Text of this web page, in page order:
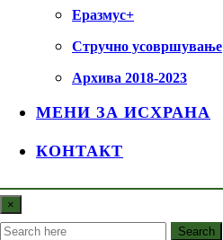
Еразмус+
Стручно усовршување
Архива 2018-2023
МЕНИ ЗА ИСХРАНА
КОНТАКТ
×
Search